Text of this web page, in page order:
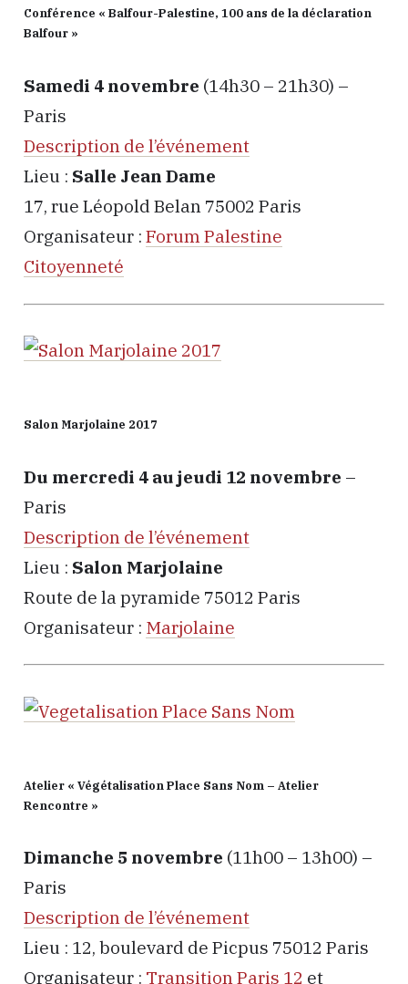
Conférence « Balfour-Palestine, 100 ans de la déclaration
Balfour »
Samedi 4 novembre (14h30 – 21h30) –
Paris
Description de l’événement
Lieu : Salle Jean Dame
17, rue Léopold Belan 75002 Paris
Organisateur : Forum Palestine
Citoyenneté
Salon Marjolaine 2017
Du mercredi 4 au jeudi 12 novembre –
Paris
Description de l’événement
Lieu : Salon Marjolaine
Route de la pyramide 75012 Paris
Organisateur : Marjolaine
Atelier « Végétalisation Place Sans Nom – Atelier
Rencontre »
Dimanche 5 novembre (11h00 – 13h00) –
Paris
Description de l’événement
Lieu : 12, boulevard de Picpus 75012 Paris
Organisateur : Transition Paris 12 et